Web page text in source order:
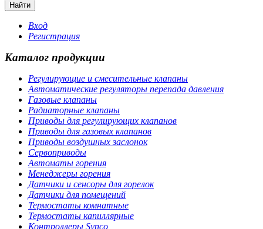
Найти
Вход
Регистрация
Каталог продукции
Регулирующие и смесительные клапаны
Автоматические регуляторы перепада давления
Газовые клапаны
Радиаторные клапаны
Приводы для регулирующих клапанов
Приводы для газовых клапанов
Приводы воздушных заслонок
Сервоприводы
Автоматы горения
Менеджеры горения
Датчики и сенсоры для горелок
Датчики для помещений
Термостаты комнатные
Термостаты капиллярные
Контроллеры Synco